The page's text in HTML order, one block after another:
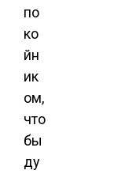
по
ко
йн
ик
ом,
что
бы
ду